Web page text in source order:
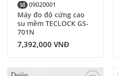
Số 09020001
Máy đo độ cứng cao
su mềm TECLOCK GS-
701N
7,392,000 VNĐ